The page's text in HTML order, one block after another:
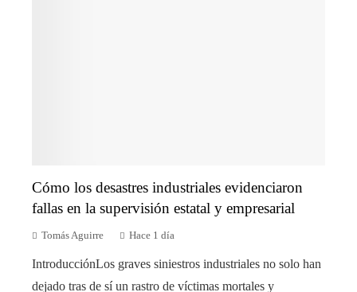
Cómo los desastres industriales evidenciaron
fallas en la supervisión estatal y empresarial
Tomás Aguirre Hace 1 día
IntroducciónLos graves siniestros industriales no solo han
dejado tras de sí un rastro de víctimas mortales y